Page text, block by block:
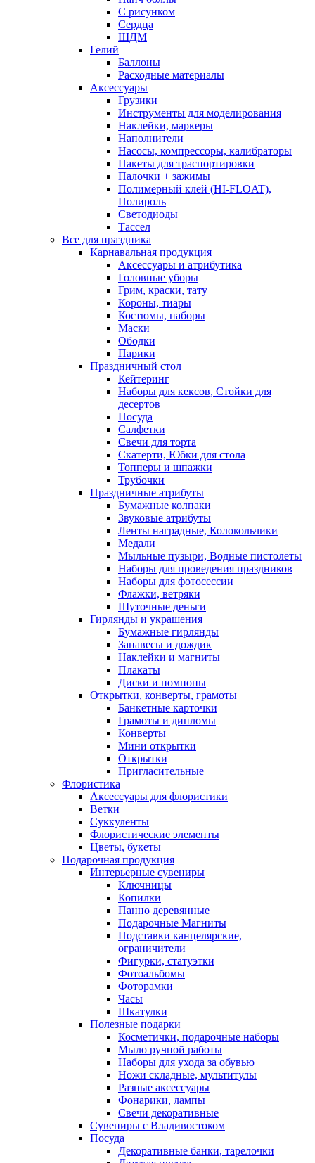
С рисунком
Сердца
ШДМ
Гелий
Баллоны
Расходные материалы
Аксессуары
Грузики
Инструменты для моделирования
Наклейки, маркеры
Наполнители
Насосы, компрессоры, калибраторы
Пакеты для траспортировки
Палочки + зажимы
Полимерный клей (HI-FLOAT),
Полироль
Светодиоды
Тассел
Все для праздника
Карнавальная продукция
Аксессуары и атрибутика
Головные уборы
Грим, краски, тату
Короны, тиары
Костюмы, наборы
Маски
Ободки
Парики
Праздничный стол
Кейтеринг
Наборы для кексов, Стойки для
десертов
Посуда
Салфетки
Свечи для торта
Скатерти, Юбки для стола
Топперы и шпажки
Трубочки
Праздничные атрибуты
Бумажные колпаки
Звуковые атрибуты
Ленты наградные, Колокольчики
Медали
Мыльные пузыри, Водные пистолеты
Наборы для проведения праздников
Наборы для фотосессии
Флажки, ветряки
Шуточные деньги
Гирлянды и украшения
Бумажные гирлянды
Занавесы и дождик
Наклейки и магниты
Плакаты
Диски и помпоны
Открытки, конверты, грамоты
Банкетные карточки
Грамоты и дипломы
Конверты
Мини открытки
Открытки
Пригласительные
Флористика
Аксессуары для флористики
Ветки
Суккуленты
Флористические элементы
Цветы, букеты
Подарочная продукция
Интерьерные сувениры
Ключницы
Копилки
Панно деревянные
Подарочные Магниты
Подставки канцелярские,
ограничители
Фигурки, статуэтки
Фотоальбомы
Фоторамки
Часы
Шкатулки
Полезные подарки
Косметички, подарочные наборы
Мыло ручной работы
Наборы для ухода за обувью
Ножи складные, мультитулы
Разные аксессуары
Фонарики, лампы
Свечи декоративные
Сувениры с Владивостоком
Посуда
Декоративные банки, тарелочки